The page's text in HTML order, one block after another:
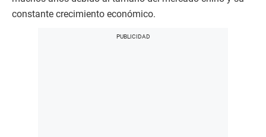
constante crecimiento económico.